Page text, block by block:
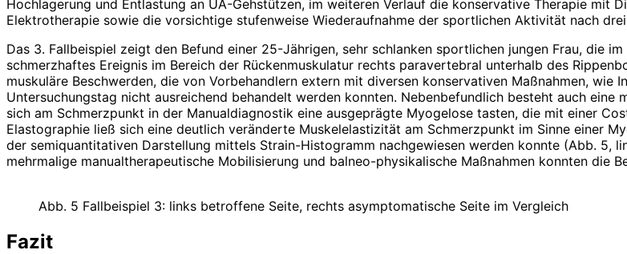
Hochlagerung und Entlastung an UA-Gehstützen, im weiteren Verlauf die konservative Therapie mit
Elektrotherapie sowie die vorsichtige stufenweise Wiederaufnahme der sportlichen Aktivität nach
Das 3. Fallbeispiel zeigt den Befund einer 25-Jährigen, sehr schlanken sportlichen jungen Frau, die
schmerzhaftes Ereignis im Bereich der Rückenmuskulatur rechts paravertebral unterhalb des
muskuläre Beschwerden, die von Vorbehandlern extern mit diversen konservativen Maßnahmen,
Untersuchungstag nicht ausreichend behandelt werden konnten. Nebenbefundlich besteht auch
sich am Schmerzpunkt in der Manualdiagnostik eine ausgeprägte Myogelose tasten, die mit einer
Elastographie ließ sich eine deutlich veränderte Muskelelastizität am Schmerzpunkt im Sinne einer
der semiquantitativen Darstellung mittels Strain-Histogramm nachgewiesen werden konnte (Abb. 5,
mehrmalige manualtherapeutische Mobilisierung und balneo-physikalische Maßnahmen konnten die
Abb. 5 Fallbeispiel 3: links betroffene Seite, rechts asymptomatische Seite im Vergleich
Fazit